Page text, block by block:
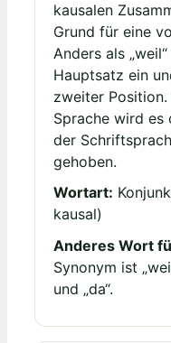
kausalen
Grund für eine
Anders als
Hauptsatz ein
zweiter
Sprache wird es
der
gehoben.
Wortart:
kausal)
Anderes Wort
Synonym ist
und „da“.